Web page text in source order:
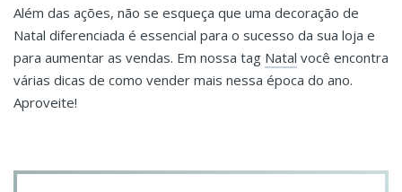
Além das ações, não se esqueça que uma decoração de
Natal diferenciada é essencial para o sucesso da sua loja e
para aumentar as vendas. Em nossa tag Natal você encontra
várias dicas de como vender mais nessa época do ano.
Aproveite!